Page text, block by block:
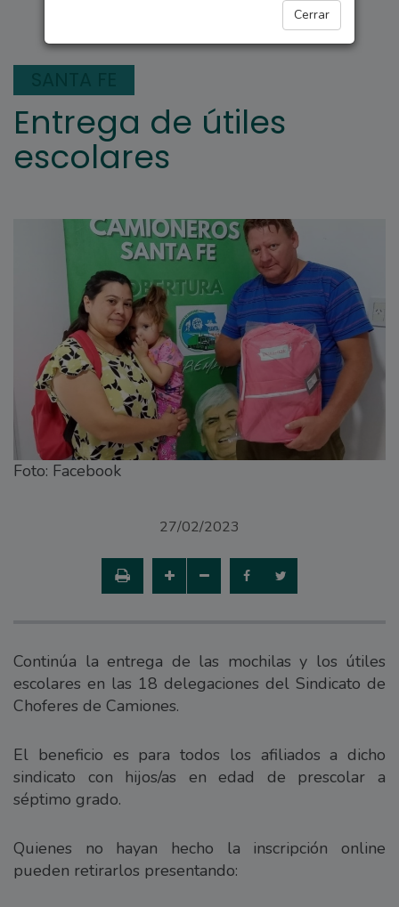
Cerrar
Entrega de útiles
escolares
Foto: Facebook
27/02/2023
Continúa la entrega de las mochilas y los útiles
escolares en las 18 delegaciones del Sindicato de
Choferes de Camiones.
El beneficio es para todos los afiliados a dicho
sindicato con hijos/as en edad de prescolar a
séptimo grado.
Quienes no hayan hecho la inscripción online
pueden retirarlos presentando: